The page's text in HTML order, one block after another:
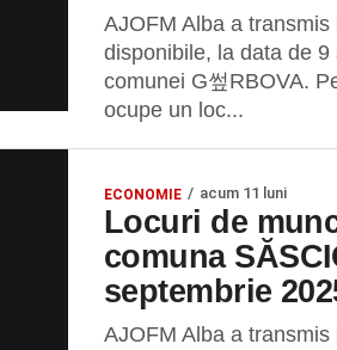
AJOFM Alba a
disponibile, la data de
comunei G쎂RBOVA.
ocupe un loc...
ECONOMIE acum 11 luni
Locuri de
comuna
septembrie
AJOFM Alba a